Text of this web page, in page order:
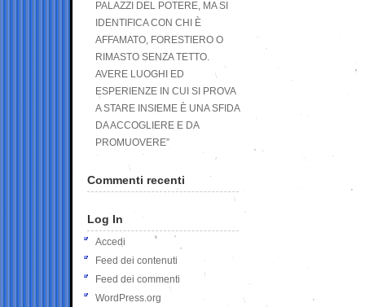
PALAZZI DEL POTERE, MA SI
IDENTIFICA CON CHI È
AFFAMATO, FORESTIERO O
RIMASTO SENZA TETTO.
AVERE LUOGHI ED
ESPERIENZE IN CUI SI PROVA
A STARE INSIEME È UNA SFIDA
DA ACCOGLIERE E DA
PROMUOVERE”
Commenti recenti
Log In
Accedi
Feed dei contenuti
Feed dei commenti
WordPress.org